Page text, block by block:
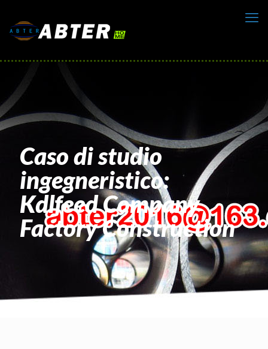
Caso di studio
ingegneristico:
Kdlfeed Company
Factory Construction